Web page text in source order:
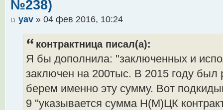
№238)
yav » 04 фев 2016, 10:24
контрактница писал(а):
Я бы дополнила: "заключенных и
заключен на 200тыс. В 2015 году был
берем именно эту сумму. Вот
9 "указывается сумма Н(М)ЦК